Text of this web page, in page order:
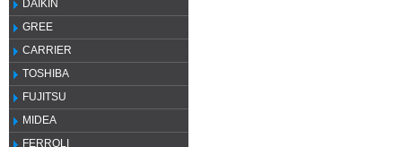
DAIKIN
GREE
CARRIER
TOSHIBA
FUJITSU
MIDEA
FERROLI